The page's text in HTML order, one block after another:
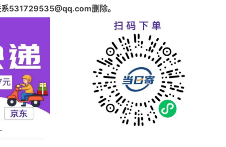
531729535@qq.com删除。